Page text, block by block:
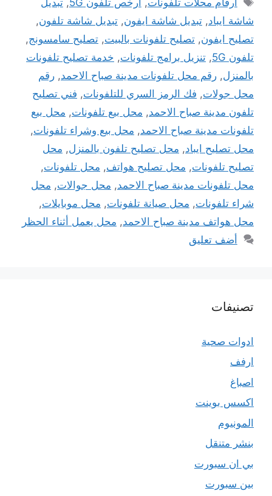
شاشة ايباد, تبديل شاشة ايفون, تبديل شاشة تلفون,
تصليح ايفون, تصليح تلفونات بالبيت, تصليح سامسونج,
تلفون 5G
, تنزيل برامج تلفونات, خدمة تصليح تلفونات
بالمنزل, رقم محل تلفونات مدينة صباح الاحمد, رقم
محل جولات, فك الرمز السري للتلفونات, فني تصليح
تلفون مدينة صباح الاحمد, محل بيع تلفونات, محل بيع
تلفونات مدينة صباح الاحمد, محل بيع وشراء تلفونات,
محل تصليح ايباد, محل تصليح تلفون بالمنزل, محل
تصليح تلفونات, محل تصليح هواتف, محل تلفونات,
محل تلفونات مدينة صباح الاحمد, محل جوالات, محل
شراء تلفونات, محل صيانة تلفونات, محل موبايلات,
محل هواتف مدينة صباح الاحمد, محل يعمل أثناء الحظر
أضف تعليق
تصنيفات
ادوات صحية
ارفف
اصباغ
اكسس بوينت
المونيوم
بنشر متنقل
بي ان سبورت
بين سبورت